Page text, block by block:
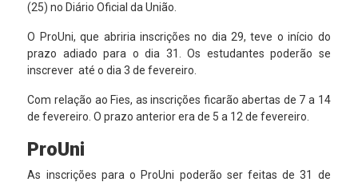
(25) no Diário Oficial da União.
O ProUni, que abriria inscrições no dia 29, teve o início do
prazo adiado para o dia 31. Os estudantes poderão se
inscrever até o dia 3 de fevereiro.
Com relação ao Fies, as inscrições ficarão abertas de 7 a 14
de fevereiro. O prazo anterior era de 5 a 12 de fevereiro.
ProUni
As inscrições para o ProUni poderão ser feitas de 31 de